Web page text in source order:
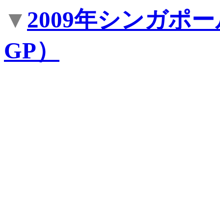
▼ 2009年シンガポ
GP）